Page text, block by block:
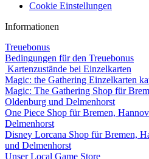
Cookie Einstellungen
Informationen
Treuebonus
Bedingungen für den Treuebonus
Kartenzustände bei Einzelkarten
Magic: the Gathering Einzelkarten
Magic: The Gathering Shop für
Oldenburg und Delmenhorst
One Piece Shop für Bremen,
Delmenhorst
Disney Lorcana Shop für Bremen,
und Delmenhorst
Unser Local Game Store